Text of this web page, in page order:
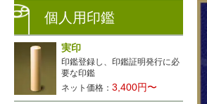
個人用印鑑
実印
印鑑登録し、印鑑証明発行に必
要な印鑑
ネット価格：3,400円〜